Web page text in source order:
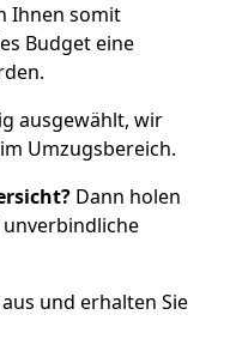
Ihnen somit
Budget eine
ausgewählt, wir
Umzugsbereich.
Dann holen
und erhalten Sie